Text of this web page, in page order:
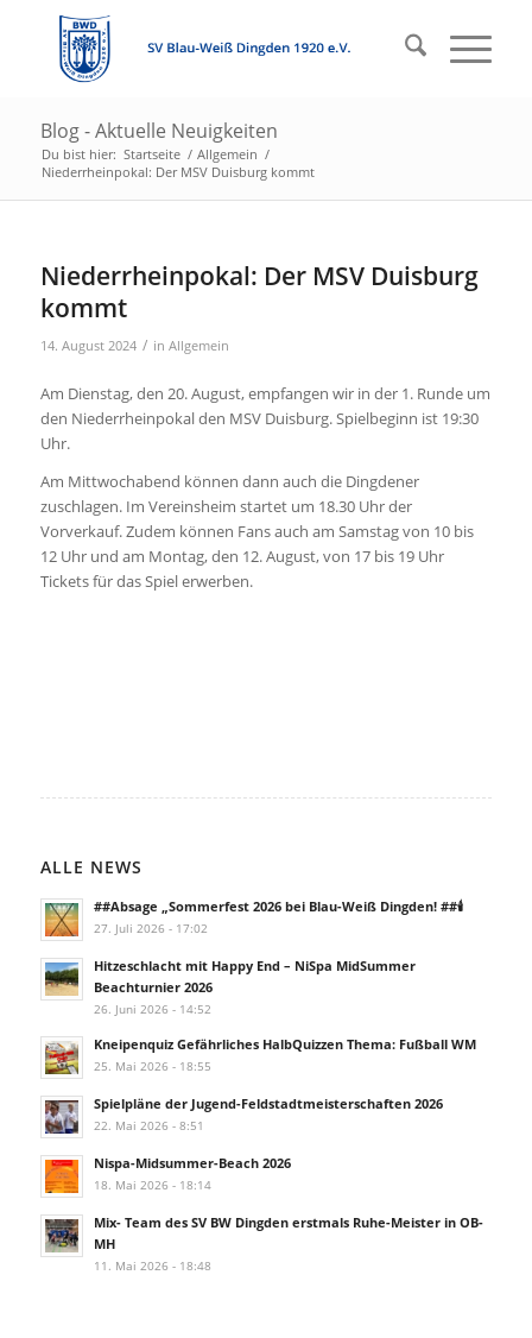
Blog - Aktuelle Neuigkeiten
Du bist hier: Startseite / Allgemein /
Niederrheinpokal: Der MSV Duisburg kommt
Niederrheinpokal: Der MSV Duisburg
kommt
14. August 2024 / in Allgemein
Am Dienstag, den 20. August, empfangen wir in der 1. Runde um
den Niederrheinpokal den MSV Duisburg. Spielbeginn ist 19:30
Uhr.
Am Mittwochabend können dann auch die Dingdener
zuschlagen. Im Vereinsheim startet um 18.30 Uhr der
Vorverkauf. Zudem können Fans auch am Samstag von 10 bis
12 Uhr und am Montag, den 12. August, von 17 bis 19 Uhr
Tickets für das Spiel erwerben.
ALLE NEWS
##Absage „Sommerfest 2026 bei Blau-Weiß Dingden! ##🕯️
27. Juli 2026 - 17:02
Hitzeschlacht mit Happy End – NiSpa MidSummer
Beachturnier 2026
26. Juni 2026 - 14:52
Kneipenquiz Gefährliches HalbQuizzen Thema: Fußball WM
25. Mai 2026 - 18:55
Spielpläne der Jugend-Feldstadtmeisterschaften 2026
22. Mai 2026 - 8:51
Nispa-Midsummer-Beach 2026
18. Mai 2026 - 18:14
Mix- Team des SV BW Dingden erstmals Ruhe-Meister in OB-
MH
11. Mai 2026 - 18:48